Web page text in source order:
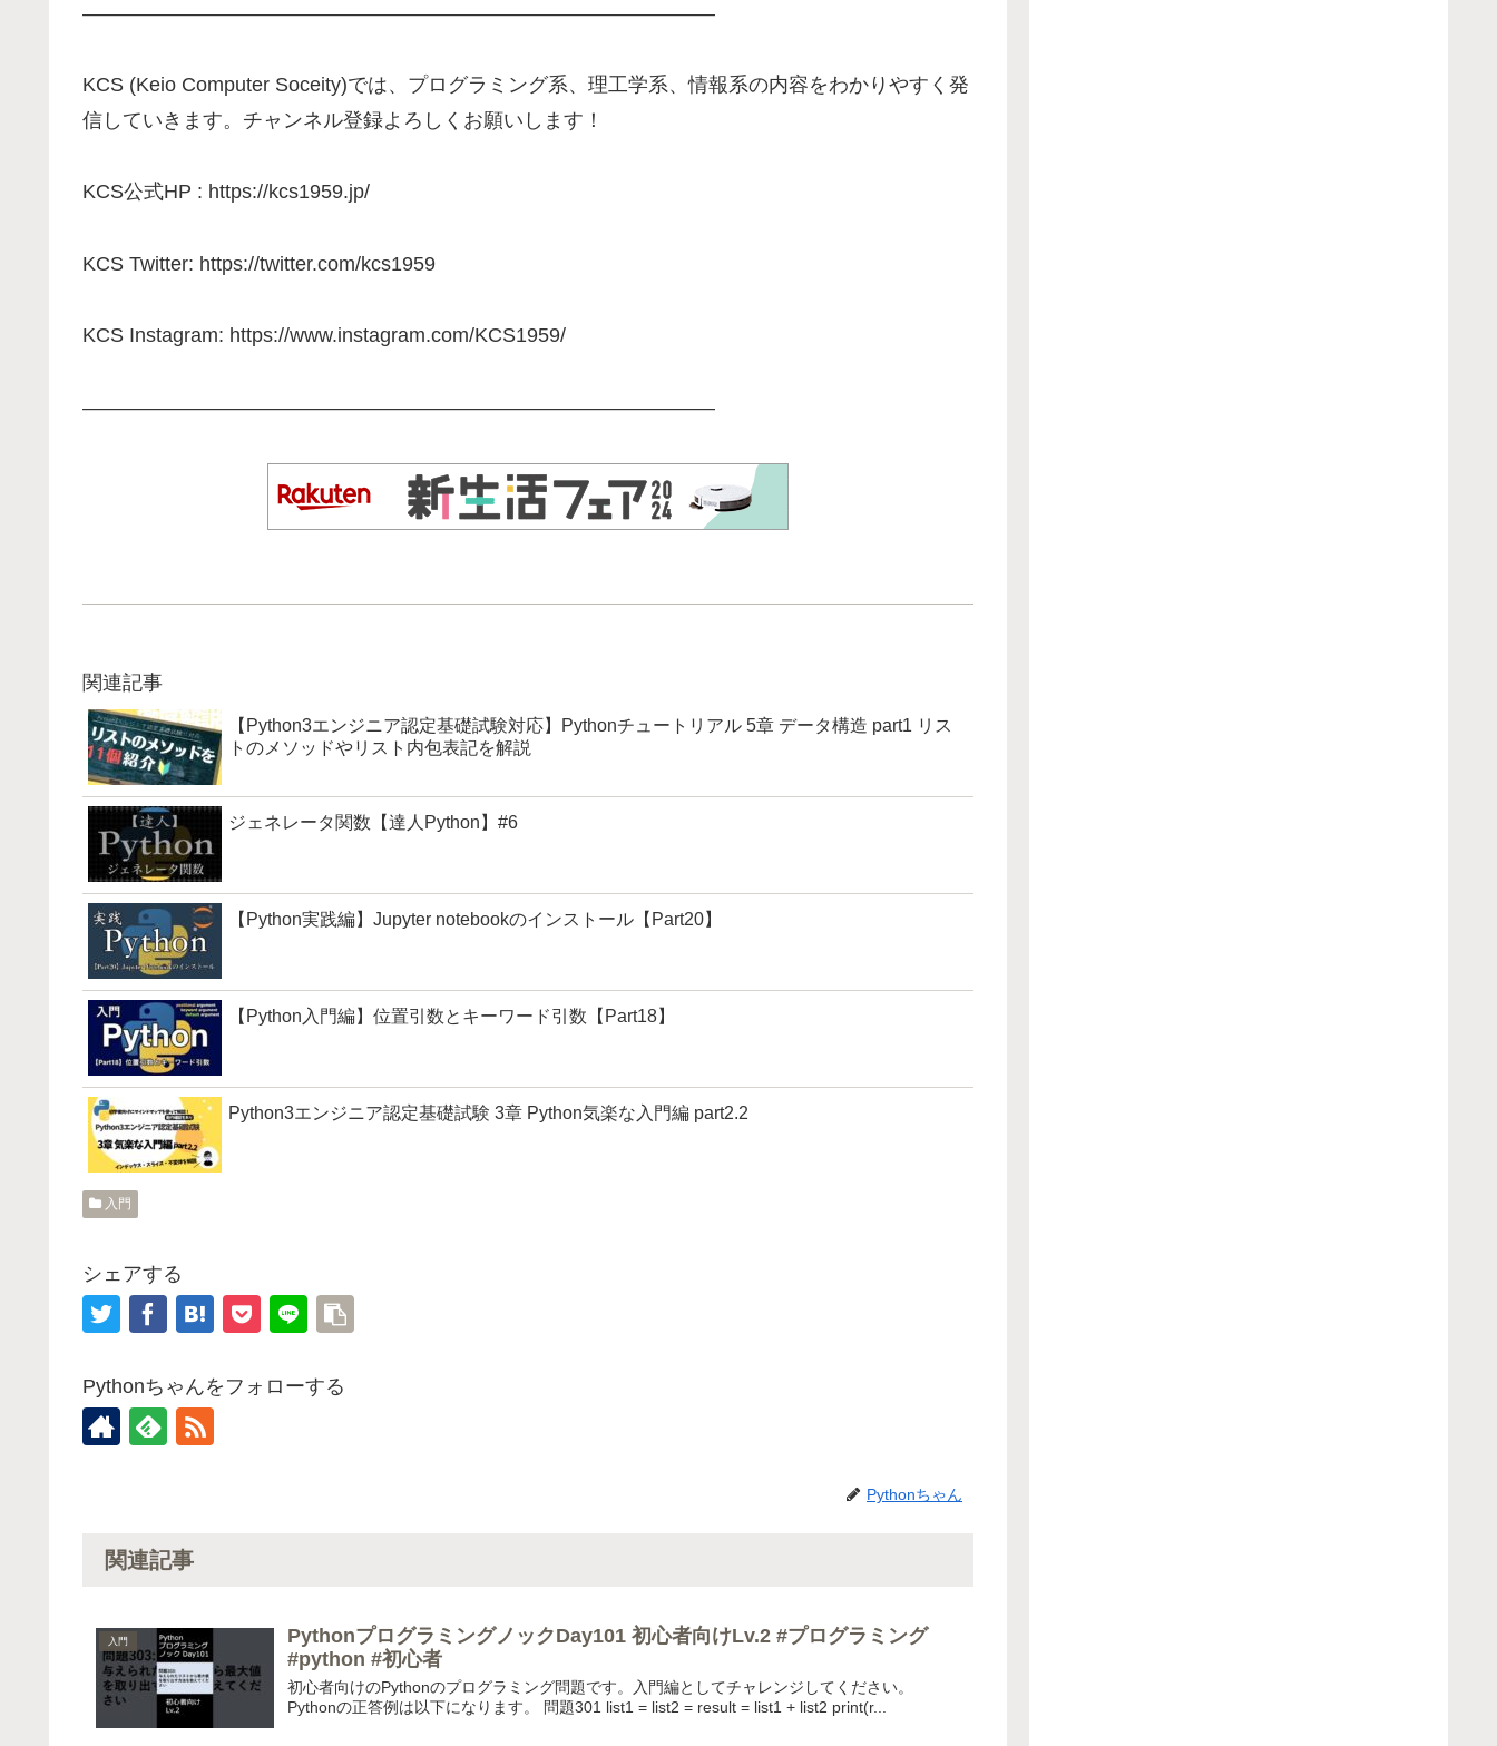
———————————————————————————————–
KCS (Keio Computer Soceity)では、プログラミング系、理工学系、情報系の内容をわかりやすく発
信していきます。チャンネル登録よろしくお願いします！
KCS公式HP : https://kcs1959.jp/
KCS Twitter: https://twitter.com/kcs1959
KCS Instagram: https://www.instagram.com/KCS1959/
———————————————————————————————–
関連記事
【Python3エンジニア認定基礎試験対応】Pythonチュートリアル 5章 データ構造 part1 リス
トのメソッドやリスト内包表記を解説
ジェネレータ関数【達人Python】#6
【Python実践編】Jupyter notebookのインストール【Part20】
【Python入門編】位置引数とキーワード引数【Part18】
Python3エンジニア認定基礎試験 3章 Python気楽な入門編 part2.2
入門
シェアする
Pythonちゃんをフォローする
Pythonちゃん
関連記事
入門
PythonプログラミングノックDay101 初心者向けLv.2 #プログラミング
#python #初心者
初心者向けのPythonのプログラミング問題です。入門編としてチャレンジしてください。
Pythonの正答例は以下になります。 問題301 list1 = list2 = result = list1 + list2 print(r...